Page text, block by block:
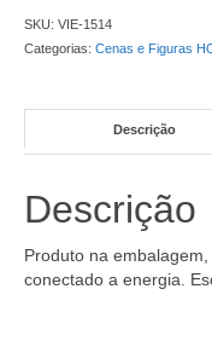
1514
quantidade
SKU: VIE-1514
Categorias: Cenas e Figuras
Descrição
Descrição
Produto na
conectado a energia.